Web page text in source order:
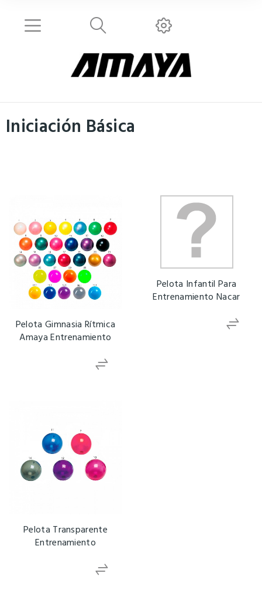
Iniciación Básica
Pelota Gimnasia Rítmica
Amaya Entrenamiento
Pelota Infantil Para
Entrenamiento Nacar
Pelota Transparente
Entrenamiento